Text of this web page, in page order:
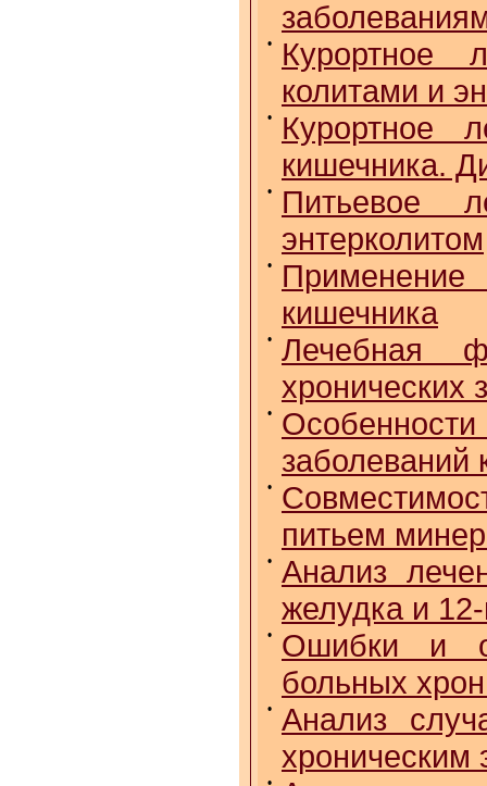
•
Курортное
колитами и
•
Курортное
кишечника.
•
Питьевое
энтерколитом
•
кишечника
•
Лечебная
хронических
•
заболеваний
•
питьем
•
Анализ
желудка и
•
Ошибки и
больных
•
Анализ
хроническим
•